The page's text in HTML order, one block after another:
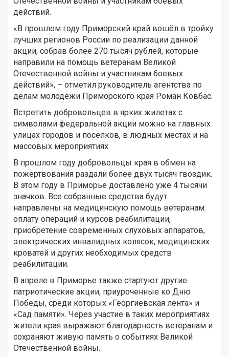
действий.
«В прошлом году Приморский край вошёл в тройку
лучших регионов России по реализации данной
акции, собрав более 270 тысяч рублей, которые
направили на помощь ветеранам Великой
Отечественной войны и участникам боевых
действий», – отметил руководитель агентства по
делам молодёжи Приморского края Роман Ковбас.
Встретить добровольцев в ярких жилетах с
символами федеральной акции можно на главных
улицах городов и посёлков, в людных местах и на
массовых мероприятиях.
В прошлом году добровольцы края в обмен на
пожертвования раздали более двух тысяч гвоздик.
В этом году в Приморье доставлено уже 4 тысячи
значков. Все собранные средства будут
направлены на медицинскую помощь ветеранам:
оплату операций и курсов реабилитации,
приобретение современных слуховых аппаратов,
электрических инвалидных колясок, медицинских
кроватей и других необходимых средств
реабилитации.
В апреле в Приморье также стартуют другие
патриотические акции, приуроченные ко Дню
Победы, среди которых «Георгиевская лента» и
«Сад памяти». Через участие в таких мероприятиях
жители края выражают благодарность ветеранам и
сохраняют живую память о событиях Великой
Отечественной войны.